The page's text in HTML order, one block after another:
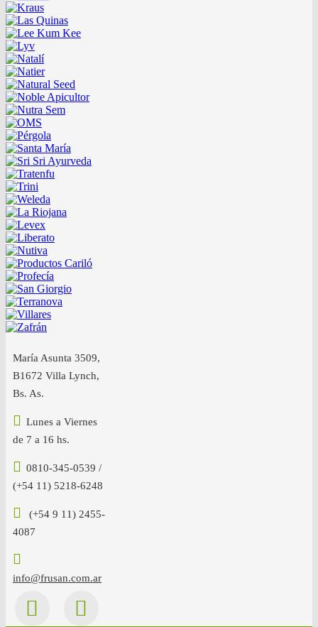
María Asunta 3509,
B1672 Villa Lynch,
Bs. As.
Lunes a Viernes
de 7 a 16 hs.
0810-345-0539 /
(+54 11) 5218-6248
(+54 9 11) 2455-
4087
info@frusan.com.ar